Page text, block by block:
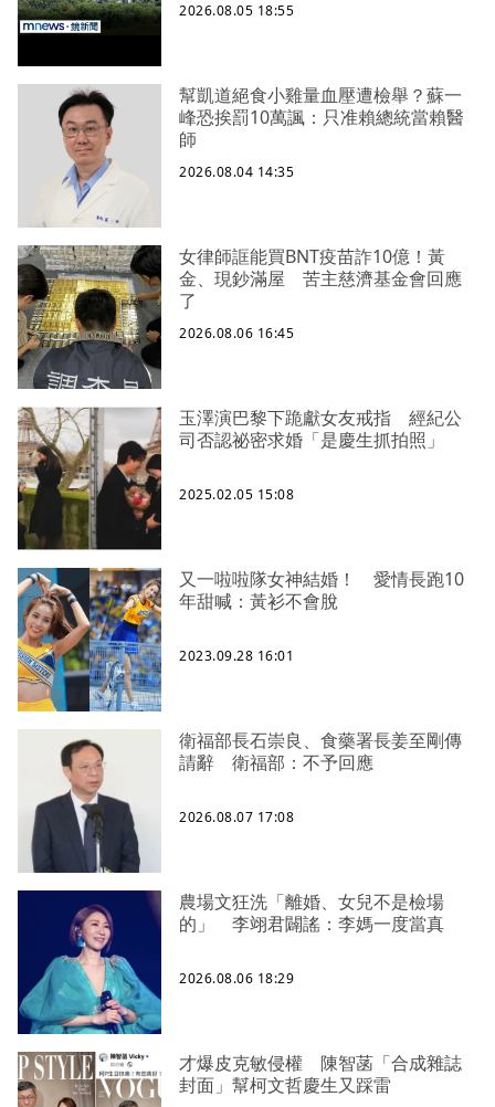
2026.08.05 18:55
幫凱道絕食小雞量血壓遭檢舉？蘇一
峰恐挨罰10萬諷：只准賴總統當賴醫
師
2026.08.04 14:35
女律師誆能買BNT疫苗詐10億！黃
金、現鈔滿屋 苦主慈濟基金會回應
了
2026.08.06 16:45
玉澤演巴黎下跪獻女友戒指 經紀公
司否認祕密求婚「是慶生抓拍照」
2025.02.05 15:08
又一啦啦隊女神結婚！ 愛情長跑10
年甜喊：黃衫不會脫
2023.09.28 16:01
衛福部長石崇良、食藥署長姜至剛傳
請辭 衛福部：不予回應
2026.08.07 17:08
農場文狂洗「離婚、女兒不是檢場
的」 李翊君闢謠：李媽一度當真
2026.08.06 18:29
才爆皮克敏侵權 陳智菡「合成雜誌
封面」幫柯文哲慶生又踩雷